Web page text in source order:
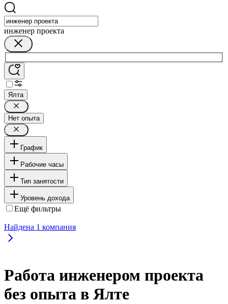
инженер проекта
Ялта
Нет опыта
График
Рабочие часы
Тип занятости
Уровень дохода
Ещё фильтры
Найдена 1 компания
Работа инженером проекта
без опыта в Ялте